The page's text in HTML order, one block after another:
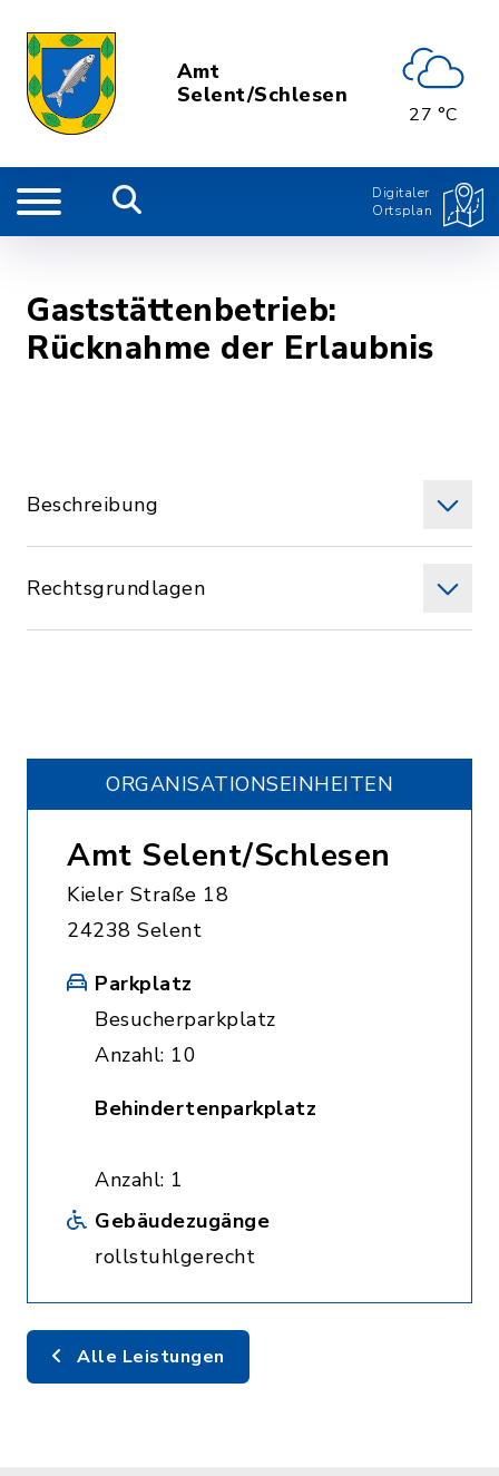
Amt
Selent/Schlesen
27 °C
Digitaler
Ortsplan
Gaststättenbetrieb:
Rücknahme der Erlaubnis
Beschreibung
Rechtsgrundlagen
ORGANISATIONS­EINHEITEN
Amt Selent/Schlesen
Kieler Straße 18
24238 Selent
Parkplatz
Besucherparkplatz
Anzahl: 10
Behindertenparkplatz
Anzahl: 1
Gebäudezugänge
rollstuhlgerecht
Alle Leistungen